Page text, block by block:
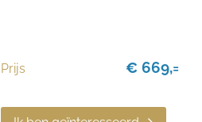
Prijs € 669,=